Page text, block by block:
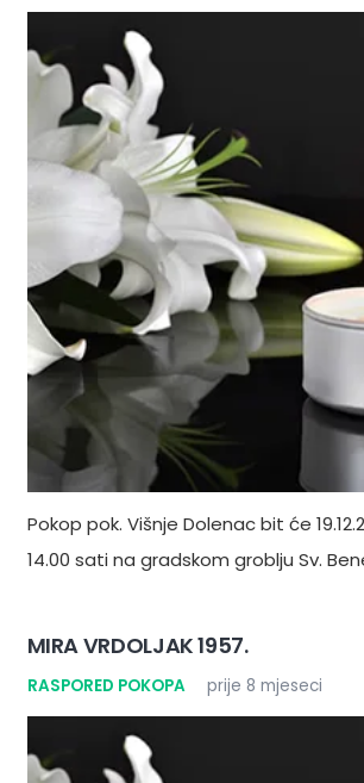
Pokop pok. Višnje Dolenac bit će
14.00 sati na gradskom groblju Sv.
MIRA VRDOLJAK 1957.
RASPORED POKOPA prije 8 mjeseci